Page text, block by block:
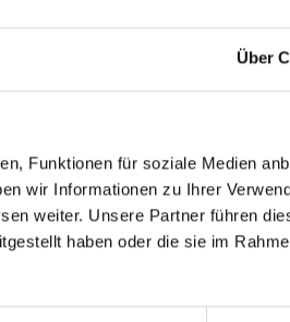
Über
Funktionen für soziale Medien
wir Informationen zu Ihrer
weiter. Unsere Partner führen
haben oder die sie im